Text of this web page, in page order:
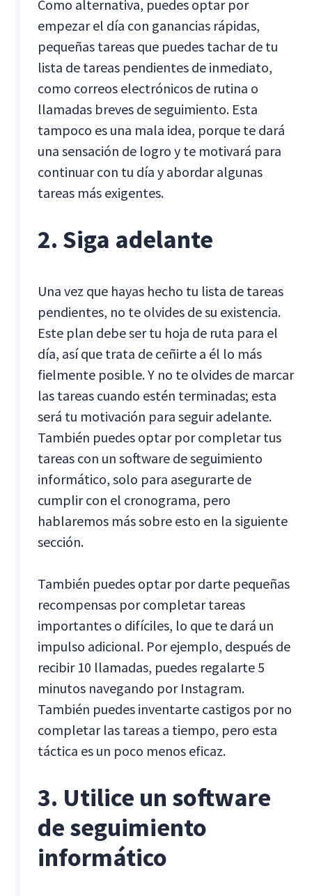
Como alternativa, puedes optar por
empezar el día con ganancias rápidas,
pequeñas tareas que puedes tachar de tu
lista de tareas pendientes de inmediato,
como correos electrónicos de rutina o
llamadas breves de seguimiento. Esta
tampoco es una mala idea, porque te dará
una sensación de logro y te motivará para
continuar con tu día y abordar algunas
tareas más exigentes.
2. Siga adelante
Una vez que hayas hecho tu lista de tareas
pendientes, no te olvides de su existencia.
Este plan debe ser tu hoja de ruta para el
día, así que trata de ceñirte a él lo más
fielmente posible. Y no te olvides de marcar
las tareas cuando estén terminadas; esta
será tu motivación para seguir adelante.
También puedes optar por completar tus
tareas con un software de seguimiento
informático, solo para asegurarte de
cumplir con el cronograma, pero
hablaremos más sobre esto en la siguiente
sección.
También puedes optar por darte pequeñas
recompensas por completar tareas
importantes o difíciles, lo que te dará un
impulso adicional. Por ejemplo, después de
recibir 10 llamadas, puedes regalarte 5
minutos navegando por Instagram.
También puedes inventarte castigos por no
completar las tareas a tiempo, pero esta
táctica es un poco menos eficaz.
3. Utilice un software
de seguimiento
informático